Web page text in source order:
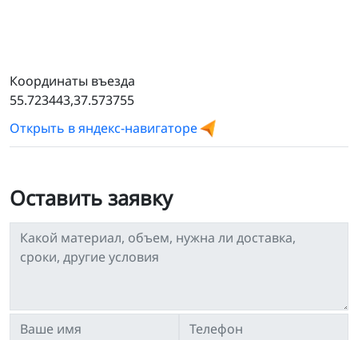
Координаты въезда
55.723443,37.573755
Открыть в яндекс-навигаторе
Оставить заявку